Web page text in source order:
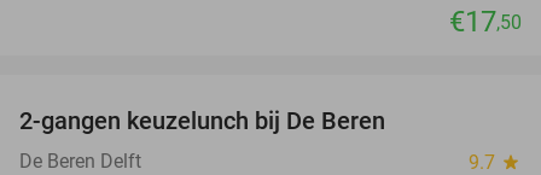
€17,50
NEW
TODAY
2-gangen keuzelunch bij De Beren
De Beren Delft 9.7 star